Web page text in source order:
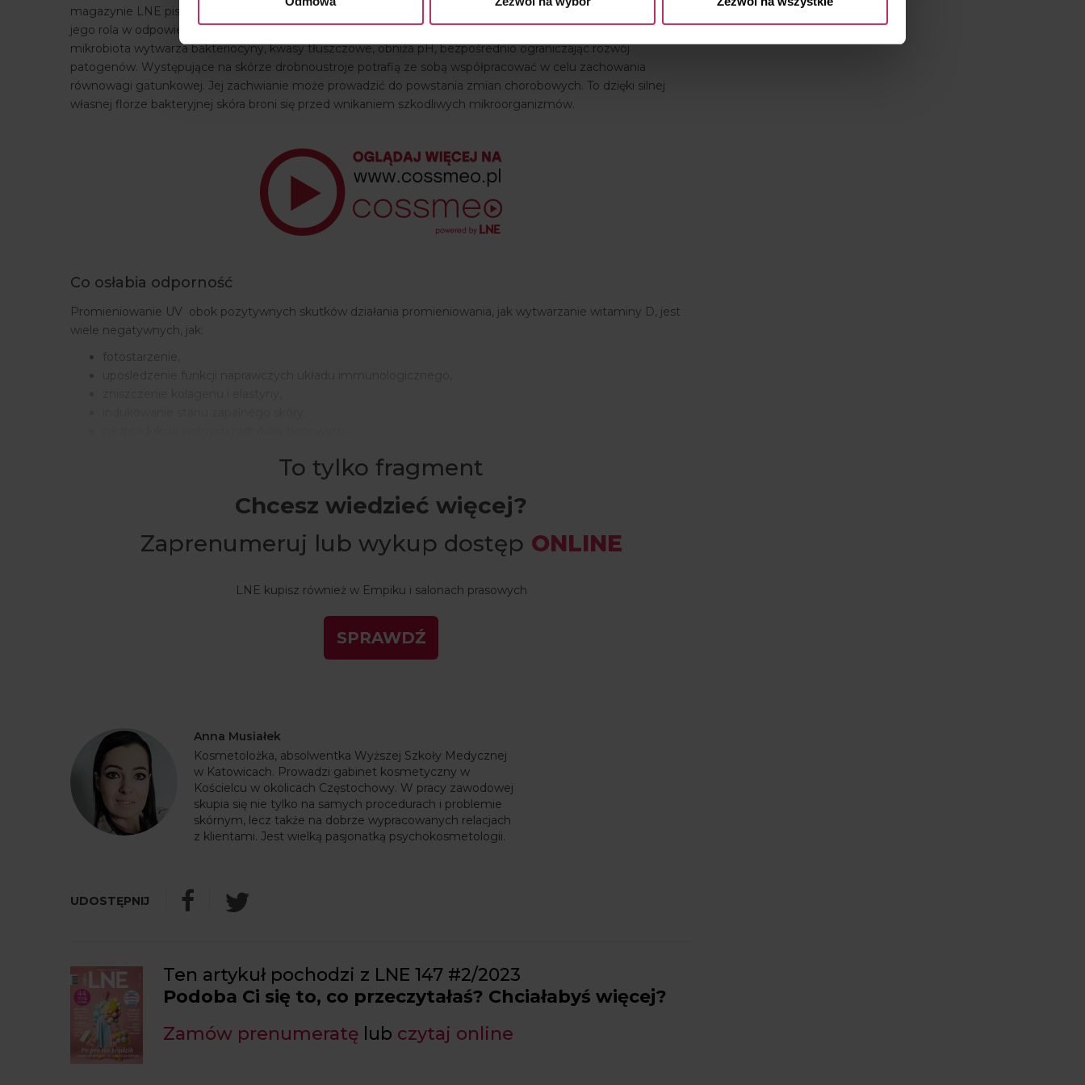
magazynie LNE piszemy o nim wiele i często, nie bez przyczyny w tym miejscu wspominamy o nim także, bo
jego rola w odpowiedzi immunologicznej jest nie do przecenienia. To właśnie będąca w równowadze
mikrobiota wytwarza bakteriocyny, kwasy tłuszczowe, obniża pH, bezpośrednio ograniczając rozwój
patogenów. Występujące na skórze drobnoustroje potrafią ze sobą współpracować w celu zachowania
równowagi gatunkowej. Jej zachwianie może prowadzić do powstania zmian chorobowych. To dzięki silnej
własnej florze bakteryjnej skóra broni się przed wnikaniem szkodliwych mikroorganizmów.
Co osłabia odporność
Promieniowanie UV obok pozytywnych skutków działania promieniowania, jak wytwarzanie witaminy D, jest
wiele negatywnych, jak:
fotostarzenie,
To tylko fragment
Chcesz wiedzieć więcej?
Zaprenumeruj lub wykup dostęp ONLINE
LNE kupisz również w Empiku i salonach prasowych
SPRAWDŹ
Anna Musiałek
Kosmetolożka, absolwentka Wyższej Szkoły Medycznej
w Katowicach. Prowadzi gabinet kosmetyczny w
Kościelcu w okolicach Częstochowy. W pracy zawodowej
skupia się nie tylko na samych procedurach i problemie
skórnym, lecz także na dobrze wypracowanych relacjach
z klientami. Jest wielką pasjonatką psychokosmetologii.
Ten artykuł pochodzi z LNE 147 #2/2023
Podoba Ci się to, co przeczytałaś? Chciałabyś więcej?
Zamów prenumeratę lub czytaj online